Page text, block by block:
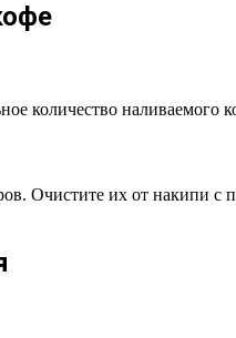
количество
Очистите их от накипи